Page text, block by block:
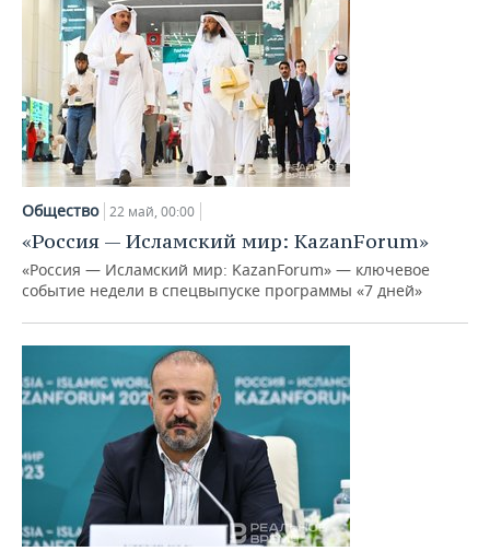
Общество 22 май, 00:00
«Россия — Исламский мир: KazanForum»
«Россия — Исламский мир: KazanForum» — ключевое
событие недели в спецвыпуске программы «7 дней»